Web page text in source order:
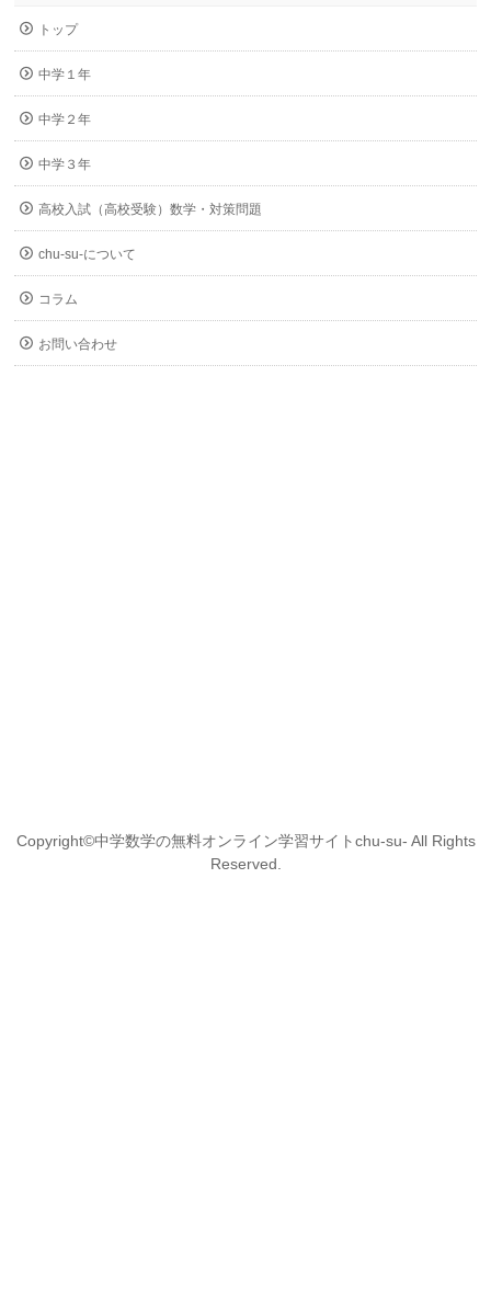
トップ
中学１年
中学２年
中学３年
高校入試（高校受験）数学・対策問題
chu-su-について
コラム
お問い合わせ
Copyright©中学数学の無料オンライン学習サイトchu-su- All Rights
Reserved.